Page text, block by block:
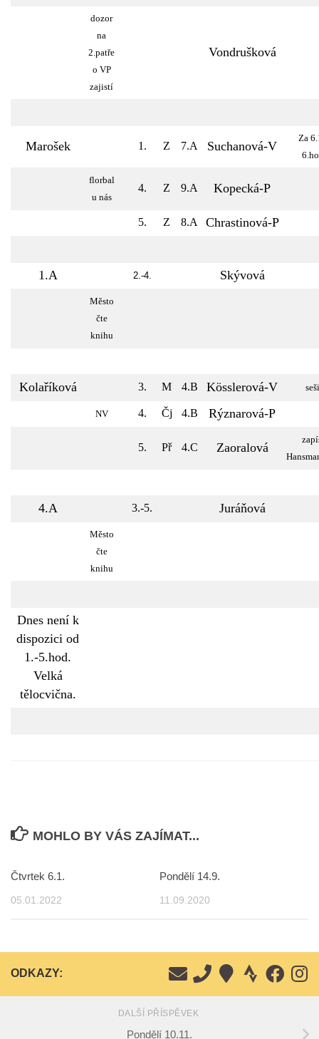
dozor
na
2.patře
o VP
zajistí
Vondrušková
Marošek 1. Z 7.A Suchanová-V
Za
florbal
u nás
4. Z 9.A Kopecká-P
5. Z 8.A Chrastinová-P
1.A 2.-4. Skývová
Město
čte
knihu
Kolaříková 3. M 4.B Kösslerová-V
NV 4. Čj 4.B Rýznarová-P
5. Př 4.C Zaoralová
4.A 3.-5. Juráňová
Město
čte
knihu
Dnes není k
dispozici od
1.-5.hod.
Velká
tělocvična.
MOHLO BY VÁS ZAJÍMAT...
Čtvrtek 6.1.
05.01.2022
Pondělí 14.9.
11.09.2020
ODKAZY:
DALŠÍ PŘÍSPĚVEK
Pondělí 10.11.